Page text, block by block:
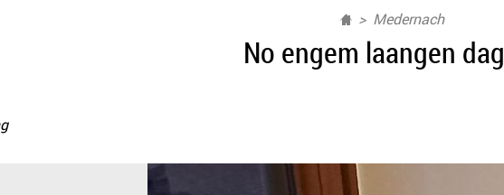
Medernach
No engem laangen dag